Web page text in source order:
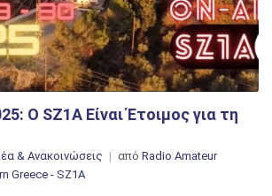
Ο SZ1A Είναι Έτοιμος για τη
& Ανακοινώσεις από Radio Amateur
Greece - SZ1A